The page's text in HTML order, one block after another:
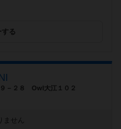
する
－２８ Owl大江１０２
せん